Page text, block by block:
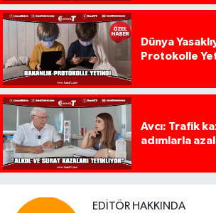
Dünya
Protokolle
Avcı: Trafik
adımlarla
EDITÖR HAKKINDA